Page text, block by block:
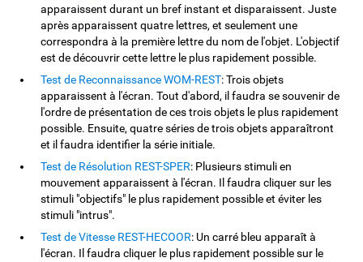
apparaissent durant un bref instant et disparaissent. Juste
après apparaissent quatre lettres, et seulement une
correspondra à la première lettre du nom de l'objet. L'objectif
est de découvrir cette lettre le plus rapidement possible.
Test de Reconnaissance WOM-REST: Trois objets
apparaissent à l'écran. Tout d'abord, il faudra se souvenir de
l'ordre de présentation de ces trois objets le plus rapidement
possible. Ensuite, quatre séries de trois objets apparaîtront
et il faudra identifier la série initiale.
Test de Résolution REST-SPER: Plusieurs stimuli en
mouvement apparaissent à l'écran. Il faudra cliquer sur les
stimuli "objectifs" le plus rapidement possible et éviter les
stimuli "intrus".
Test de Vitesse REST-HECOOR: Un carré bleu apparaît à
l'écran. Il faudra cliquer le plus rapidement possible sur le